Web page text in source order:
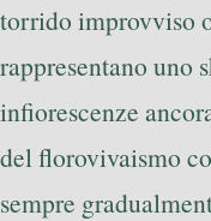
torrido improvviso
rappresentano uno
infiorescenze
del florovivaismo
sempre